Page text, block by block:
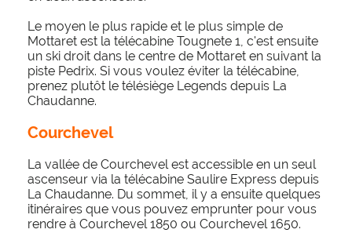
Le moyen le plus rapide et le plus simple de
Mottaret est la télécabine Tougnete 1, c'est ensuite
un ski droit dans le centre de Mottaret en suivant la
piste Pedrix. Si vous voulez éviter la télécabine,
prenez plutôt le télésiège Legends depuis La
Chaudanne.
Courchevel
La vallée de Courchevel est accessible en un seul
ascenseur via la télécabine Saulire Express depuis
La Chaudanne. Du sommet, il y a ensuite quelques
itinéraires que vous pouvez emprunter pour vous
rendre à Courchevel 1850 ou Courchevel 1650.